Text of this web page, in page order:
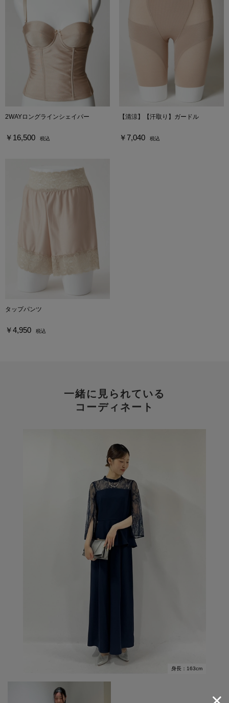
2WAYロングラインシェイパー
￥16,500 税込
【清涼】【汗取り】ガードル
￥7,040 税込
タップパンツ
￥4,950 税込
一緒に見られている
コーディネート
身長：163cm